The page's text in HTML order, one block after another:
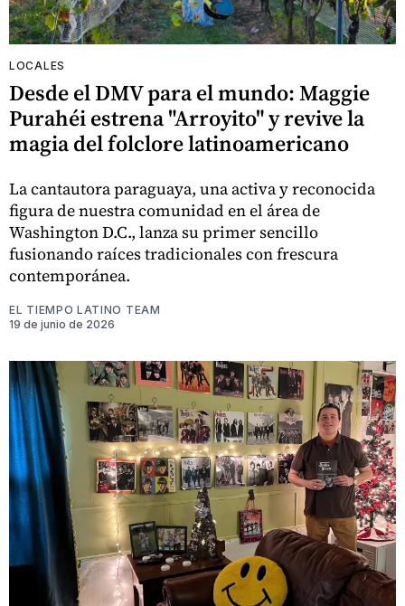
LOCALES
Desde el DMV para el mundo: Maggie
Purahéi estrena "Arroyito" y revive la
magia del folclore latinoamericano
La cantautora paraguaya, una activa y reconocida
figura de nuestra comunidad en el área de
Washington D.C., lanza su primer sencillo
fusionando raíces tradicionales con frescura
contemporánea.
EL TIEMPO LATINO TEAM
19 de junio de 2026